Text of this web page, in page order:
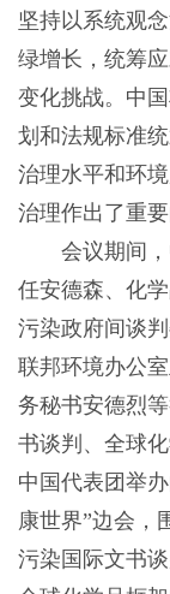
坚持以系统观
绿增长，统筹
变化挑战。中
划和法规标准
治理水平和环
治理作出了重要
会议期间，
任安德森、化
污染政府间谈
联邦环境办公
务秘书安德烈
书谈判、全球
中国代表团举
康世界”边会，
污染国际文书